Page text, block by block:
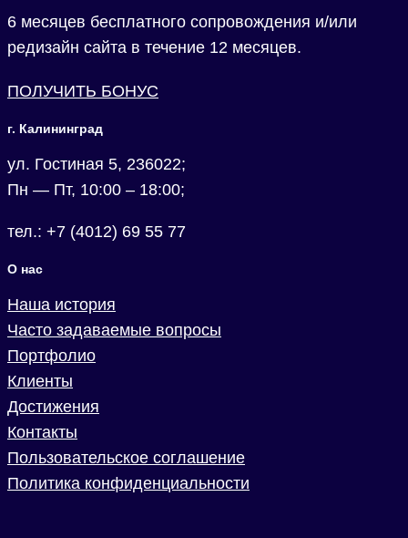
6 месяцев бесплатного сопровождения и/или
редизайн сайта в течение 12 месяцев.
ПОЛУЧИТЬ БОНУС
г. Калининград
ул. Гостиная 5, 236022;
Пн — Пт, 10:00 – 18:00;
тел.: +7 (4012) 69 55 77
О нас
Наша история
Часто задаваемые вопросы
Портфолио
Клиенты
Достижения
Контакты
Пользовательское соглашение
Политика конфиденциальности